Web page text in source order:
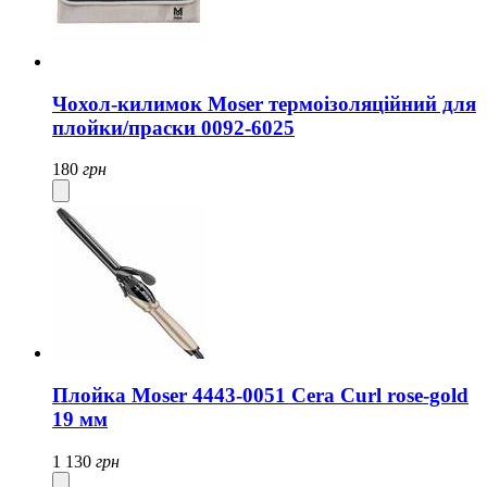
Чохол-килимок Moser термоізоляційний для
плойки/праски 0092-6025
180 грн
Плойка Moser 4443-0051 Cera Curl rose-gold
19 мм
1 130 грн